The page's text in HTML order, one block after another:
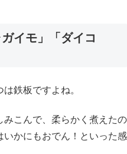
イモ」「ダイコ
は鉄板ですよね。
こんで、柔らかく煮えたの
いかにもおでん！といった感